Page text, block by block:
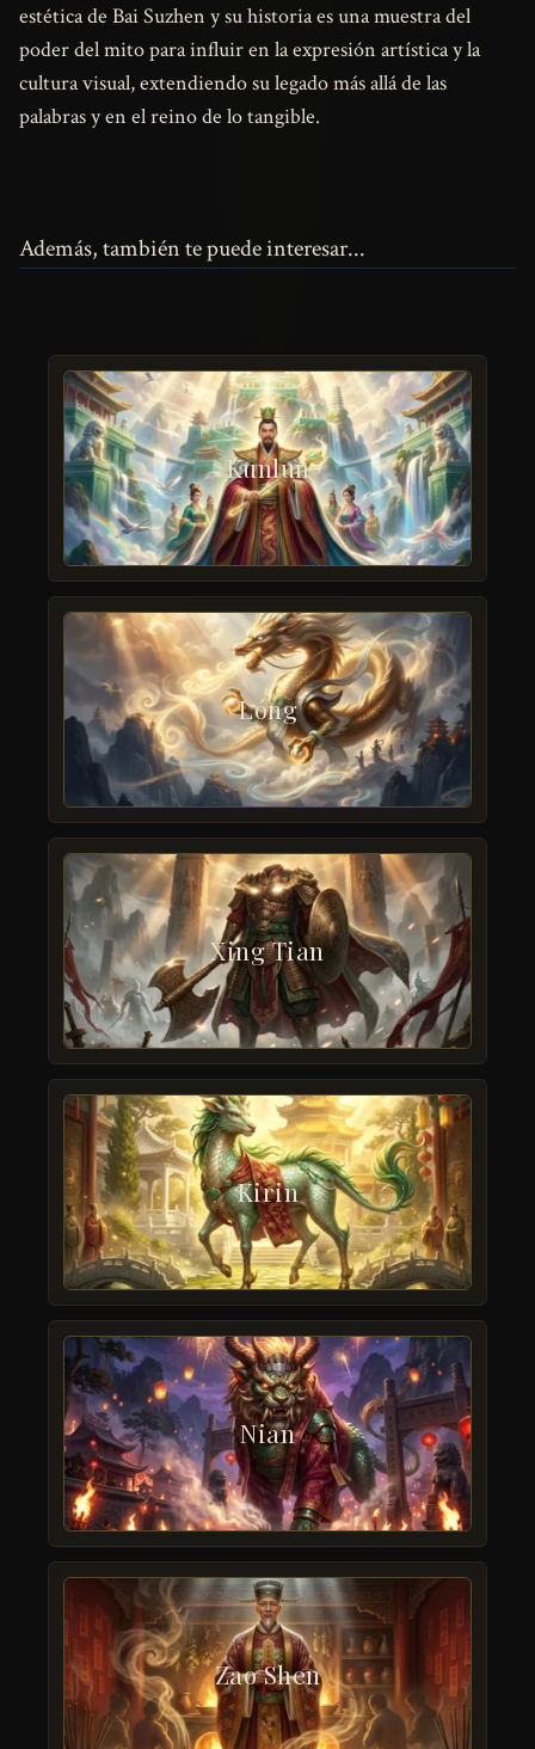
estética de Bai Suzhen y su historia es una muestra del
poder del mito para influir en la expresión artística y la
cultura visual, extendiendo su legado más allá de las
palabras y en el reino de lo tangible.
Además, también te puede interesar...
Kunlun
Lóng
Xing Tian
Kirin
Nian
Zao Shen